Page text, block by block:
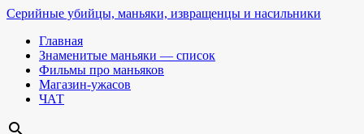
Серийные убийцы, маньяки, извращенцы и насильники
Главная
Знаменитые маньяки — список
Фильмы про маньяков
Магазин-ужасов
ЧАТ
search